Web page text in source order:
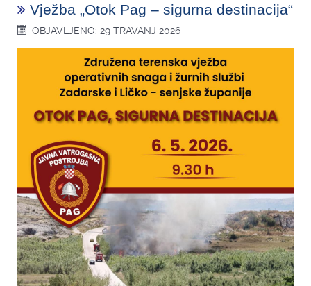
Vježba „Otok Pag – sigurna destinacija“
OBJAVLJENO: 29 TRAVANJ 2026